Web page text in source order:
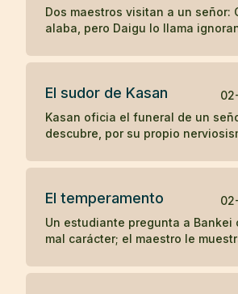
Dos maestros visitan a un señor:
alaba, pero Daigu lo llama
la práctica.
El sudor de Kasan
Kasan oficia el funeral de un
descubre, por su propio
la soledad del templo.
El temperamento
Un estudiante pregunta a Bankei
mal carácter; el maestro le
verdadera naturaleza.